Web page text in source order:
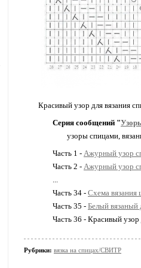
Красивый узор для вязания
Серия сообщений "
узоры спицами,
Часть 1 - Ажурный узор
Часть 2 - Ажурный узор
...
Часть 34 - Схема
Часть 35 - Белый вязаный
Часть 36 - Красивый
Рубрики: вязка на спицах/СВИТР